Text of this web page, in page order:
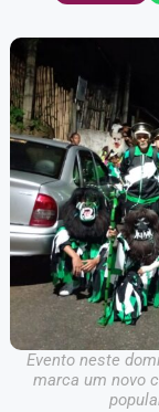
Evento neste
marca um novo